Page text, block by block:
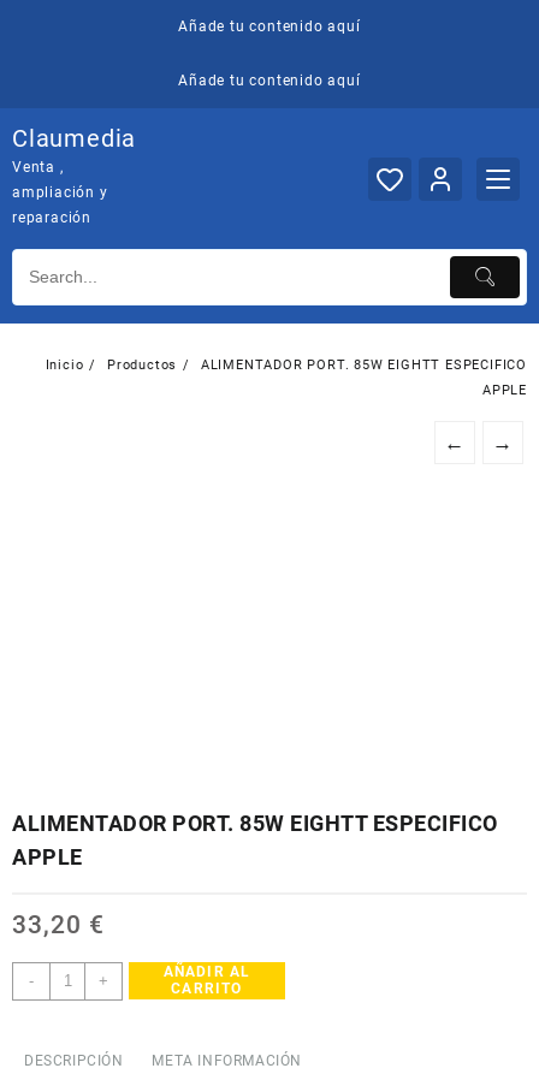
Añade tu contenido aquí
Añade tu contenido aquí
Claumedia
Venta ,
ampliación y
reparación
Inicio Productos
ALIMENTADOR PORT. 85W EIGHTT ESPECIFICO
APPLE
← →
ALIMENTADOR PORT. 85W EIGHTT ESPECIFICO
APPLE
33,20 €
-
ALIMENTADOR
PORT.
+
AÑADIR AL
CARRITO
DESCRIPCIÓN META INFORMACIÓN